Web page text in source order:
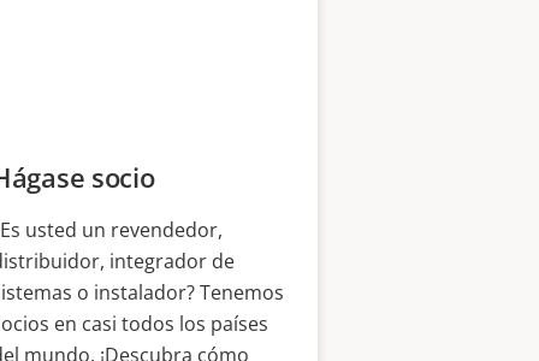
socio
usted un revendedor,
integrador de
o instalador? Tenemos
en casi todos los países
mundo. ¡Descubra cómo